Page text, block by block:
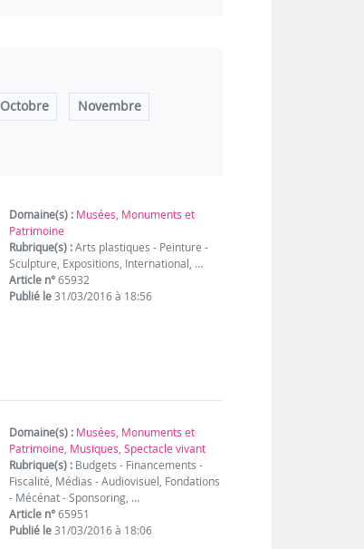
Octobre Novembre
Domaine(s) : Musées, Monuments et
Patrimoine
Rubrique(s) :Arts plastiques - Peinture -
Sculpture, Expositions, International, …
Article n°65932
Publié le31/03/2016 à 18:56
Domaine(s) : Musées, Monuments et
Patrimoine, Musiques,Spectacle vivant
Rubrique(s) : Budgets - Financements -
Fiscalité, Médias - Audiovisuel, Fondations
- Mécénat - Sponsoring, …
Article n°65951
Publié le31/03/2016 à 18:06